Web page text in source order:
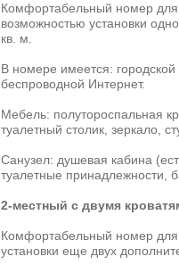
Комфортабельный номер для
возможностью установки
кв. м.
В номере имеется:
беспроводной Интернет.
Мебель: полутороспальная
туалетный столик, зеркало,
Санузел: душевая кабина
туалетные принадлежности,
2-местный с двумя
Комфортабельный номер для
установки еще двух